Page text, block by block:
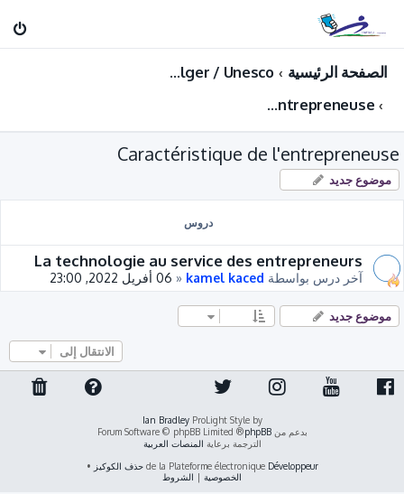
الصفحة الرئيسية
Entreprenariat : Projet de formation Startup INFSCJ Alger / Unesco
Caractéristique de l'entrepreneuse
Caractéristique de l'entrepreneuse
موضوع جديد
دروس
La technologie au service des entrepreneurs
آخر درس بواسطة kamel kaced
« 06 أفريل 2022, 23:00
موضوع جديد
الانتقال إلى
ProLight Style by
Ian Bradley
بدعم منphpBB
® Forum Software © phpBB Limited
الترجمة برعاية المنصات العربية
Développeur
de la Plateforme électronique حذف الكوكيز •
الخصوصية | الشروط